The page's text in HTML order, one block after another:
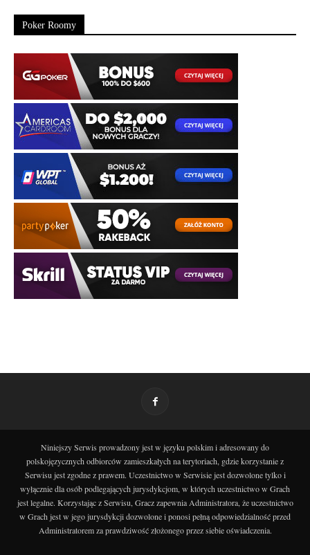
Poker Roomy
Niniejszy Serwis prowadzony jest w języku polskim i adresowany do
polskojęzycznych odbiorców zamieszkałych na terytoriach, gdzie korzystanie z
Serwisu jest zgodne z prawem. Uczestnictwo w Serwisie jest dozwolone tylko i
wyłącznie dla osób podlegających jurysdykcjom, w których uczestnictwo w Grach
jest legalne. Korzystając z Serwisu, Gracz zapewnia Administratora, że uczestnictwo
w Grach jest w jego jurysdykcji dozwolone i ponosi pełną odpowiedzialność przed
Administratorem za prawdziwość złożonego przez siebie oświadczenia.